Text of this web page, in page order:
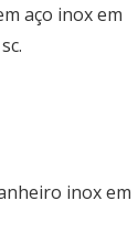
aço inox em
inox em